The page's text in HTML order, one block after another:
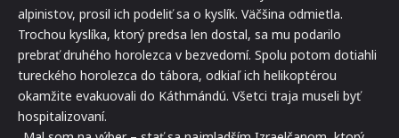
alpinistov, prosil ich podeliť sa o kyslík. Väčšina odmietla.
Trochou kyslíka, ktorý predsa len dostal, sa mu podarilo
prebrať druhého horolezca v bezvedomí. Spolu potom dotiahli
tureckého horolezca do tábora, odkiaľ ich helikoptérou
okamžite evakuovali do Káthmándú. Všetci traja museli byť
hospitalizovaní.